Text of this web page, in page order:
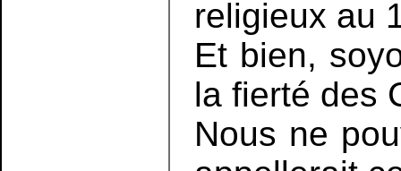
religieux au
Et bien,
la fierté des
Nous ne